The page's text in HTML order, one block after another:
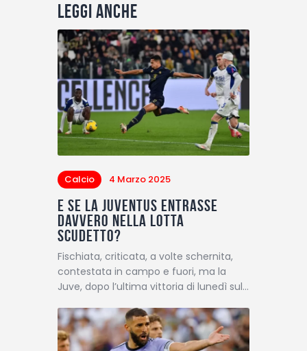
Leggi anche
Calcio 4 Marzo 2025
E se la Juventus entrasse
davvero nella lotta
scudetto?
Fischiata, criticata, a volte schernita,
contestata in campo e fuori, ma la
Juve, dopo l’ultima vittoria di lunedì sul…